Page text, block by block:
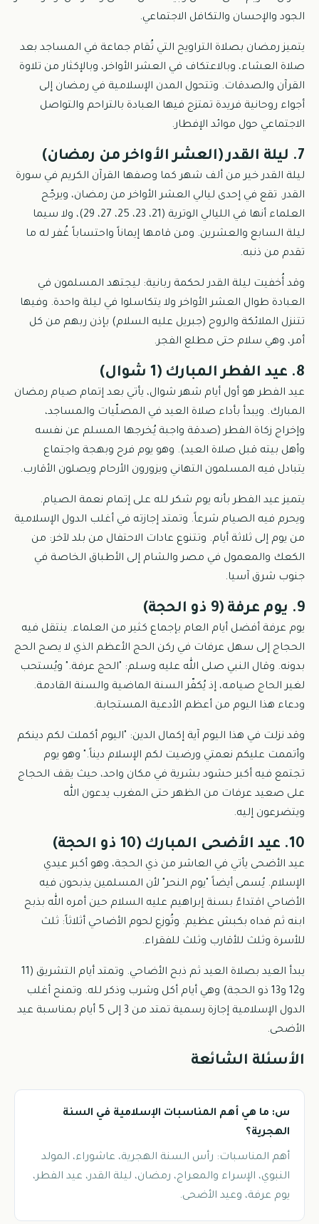
الجود والإحسان والتكافل الاجتماعي.
يتميز رمضان بصلاة التراويح التي تُقام جماعة في المساجد بعد
صلاة العشاء، وبالاعتكاف في العشر الأواخر، وبالإكثار من تلاوة
القرآن والصدقات. وتتحول المدن الإسلامية في رمضان إلى
أجواء روحانية فريدة تمتزج فيها العبادة بالتراحم والتواصل
الاجتماعي حول موائد الإفطار.
7. ليلة القدر (العشر الأواخر من رمضان)
ليلة القدر خير من ألف شهر كما وصفها القرآن الكريم في سورة
القدر. تقع في إحدى ليالي العشر الأواخر من رمضان، ويرجّح
العلماء أنها في الليالي الوترية (21، 23، 25، 27، 29)، ولا سيما
ليلة السابع والعشرين. ومن قامها إيماناً واحتساباً غُفر له ما
تقدم من ذنبه.
وقد أُخفيت ليلة القدر لحكمة ربانية: ليجتهد المسلمون في
العبادة طوال العشر الأواخر ولا يتكاسلوا في ليلة واحدة. وفيها
تتنزل الملائكة والروح (جبريل عليه السلام) بإذن ربهم من كل
أمر، وهي سلام حتى مطلع الفجر.
8. عيد الفطر المبارك (1 شوال)
عيد الفطر هو أول أيام شهر شوال، يأتي بعد إتمام صيام رمضان
المبارك. ويبدأ بأداء صلاة العيد في المصلّيات والمساجد،
وإخراج زكاة الفطر (صدقة واجبة يُخرجها المسلم عن نفسه
وأهل بيته قبل صلاة العيد). وهو يوم فرح وبهجة واجتماع
يتبادل فيه المسلمون التهاني ويزورون الأرحام ويصلون الأقارب.
يتميز عيد الفطر بأنه يوم شكر لله على إتمام نعمة الصيام.
ويحرم فيه الصيام شرعاً. وتمتد إجازته في أغلب الدول الإسلامية
من يوم إلى ثلاثة أيام. وتتنوع عادات الاحتفال من بلد لآخر: من
الكعك والمعمول في مصر والشام إلى الأطباق الخاصة في
جنوب شرق آسيا.
9. يوم عرفة (9 ذو الحجة)
يوم عرفة أفضل أيام العام بإجماع كثير من العلماء. ينتقل فيه
الحجاج إلى سهل عرفات في ركن الحج الأعظم الذي لا يصح الحج
بدونه. وقال النبي صلى الله عليه وسلم: "الحج عرفة." ويُستحب
لغير الحاج صيامه، إذ يُكفّر السنة الماضية والسنة القادمة.
ودعاء هذا اليوم من أعظم الأدعية المستجابة.
وقد نزلت في هذا اليوم آية إكمال الدين: "اليوم أكملت لكم دينكم
وأتممت عليكم نعمتي ورضيت لكم الإسلام ديناً." وهو يوم
تجتمع فيه أكبر حشود بشرية في مكان واحد، حيث يقف الحجاج
على صعيد عرفات من الظهر حتى المغرب يدعون الله
ويتضرعون إليه.
10. عيد الأضحى المبارك (10 ذو الحجة)
عيد الأضحى يأتي في العاشر من ذي الحجة، وهو أكبر عيدي
الإسلام. يُسمى أيضاً "يوم النحر" لأن المسلمين يذبحون فيه
الأضاحي اقتداءً بسنة إبراهيم عليه السلام حين أمره الله بذبح
ابنه ثم فداه بكبش عظيم. وتُوزع لحوم الأضاحي أثلاثاً: ثلث
للأسرة وثلث للأقارب وثلث للفقراء.
يبدأ العيد بصلاة العيد ثم ذبح الأضاحي. وتمتد أيام التشريق (11
و12 و13 ذو الحجة) وهي أيام أكل وشرب وذكر لله. وتمنح أغلب
الدول الإسلامية إجازة رسمية تمتد من 3 إلى 5 أيام بمناسبة عيد
الأضحى.
الأسئلة الشائعة
س: ما هي أهم المناسبات الإسلامية في السنة
الهجرية؟
أهم المناسبات: رأس السنة الهجرية، عاشوراء، المولد
النبوي، الإسراء والمعراج، رمضان، ليلة القدر، عيد الفطر،
يوم عرفة، وعيد الأضحى.